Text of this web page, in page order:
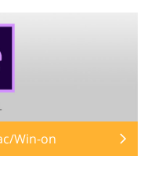
Win-on